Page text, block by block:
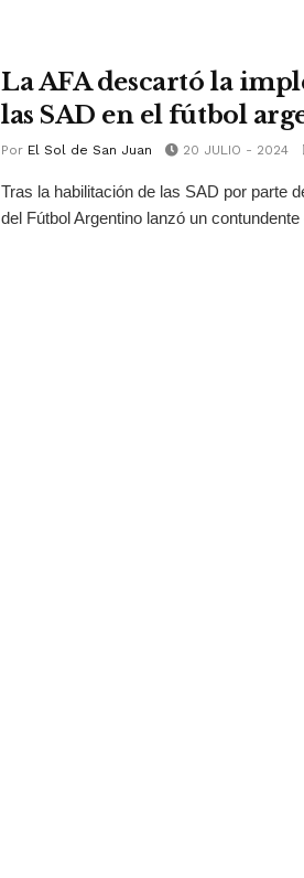
La AFA descartó la
las SAD en el fútbol
Por El Sol de San Juan 20 JULIO - 2024
Tras la habilitación de las SAD por parte
del Fútbol Argentino lanzó un